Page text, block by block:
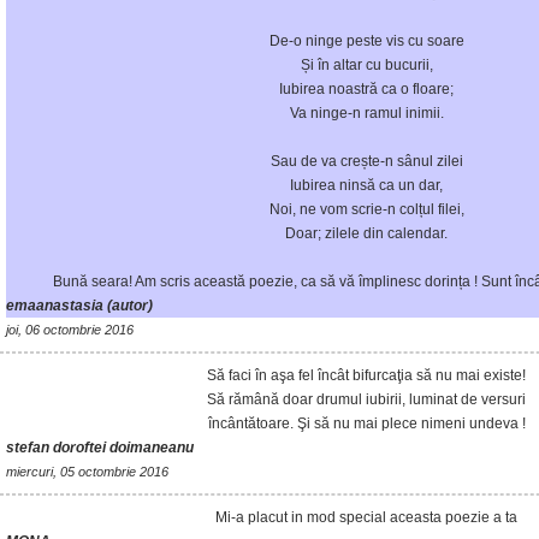
De-o ninge peste vis cu soare
Și în altar cu bucurii,
Iubirea noastră ca o floare;
Va ninge-n ramul inimii.
Sau de va crește-n sânul zilei
Iubirea ninsă ca un dar,
Noi, ne vom scrie-n colțul filei,
Doar; zilele din calendar.
Bună seara! Am scris această poezie, ca să vă împlinesc dorința ! Sunt
emaanastasia (autor)
joi, 06 octombrie 2016
Să faci în aşa fel încât bifurcaţia să nu mai existe!
Să rămână doar drumul iubirii, luminat de versuri
încântătoare. Şi să nu mai plece nimeni undeva !
stefan doroftei doimaneanu
miercuri, 05 octombrie 2016
Mi-a placut in mod special aceasta poezie a ta